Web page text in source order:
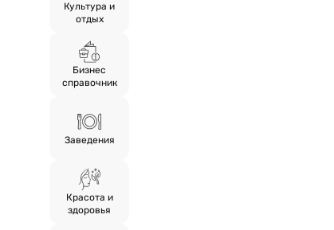
Культура и
отдых
Бизнес
справочник
Заведения
Красота и
здоровья